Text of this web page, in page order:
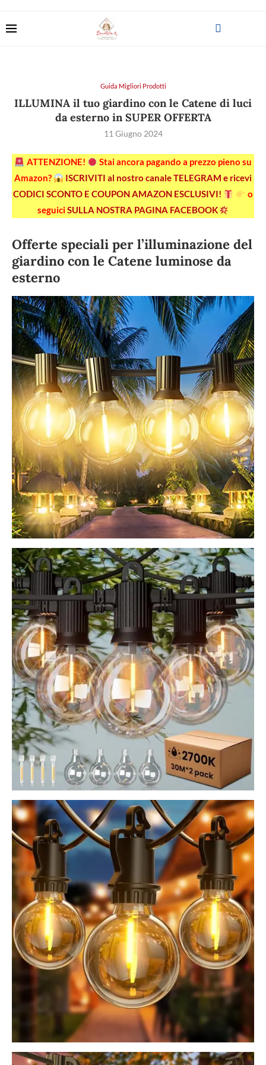
Guida Migliori Prodotti
ILLUMINA il tuo giardino con le Catene di luci
da esterno in SUPER OFFERTA
11 Giugno 2024
ATTENZIONE!
Stai ancora pagando a prezzo pieno su
Amazon?
ISCRIVITI al nostro canale TELEGRAM e ricevi
CODICI SCONTO E COUPON AMAZON ESCLUSIVI!
o
seguiciSULLA NOSTRA PAGINA FACEBOOK
Offerte speciali per l’illuminazione del
giardino con le Catene luminose da
esterno